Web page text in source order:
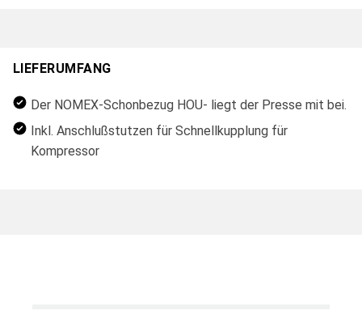
LIEFERUMFANG
Der NOMEX-Schonbezug HOU- liegt der Presse mit bei.
Inkl. Anschlußstutzen für Schnellkupplung für
Kompressor